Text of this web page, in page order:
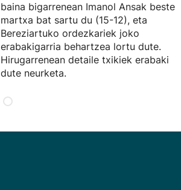
baina bigarrenean Imanol Ansak beste
martxa bat sartu du (15-12), eta
Bereziartuko ordezkariek joko
erabakigarria behartzea lortu dute.
Hirugarrenean detaile txikiek erabaki
dute neurketa.